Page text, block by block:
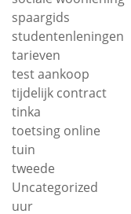
spaargids
studentenleningen
tarieven
test aankoop
tijdelijk contract
tinka
toetsing online
tuin
tweede
Uncategorized
uur